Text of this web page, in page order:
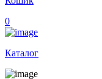
0
Каталог